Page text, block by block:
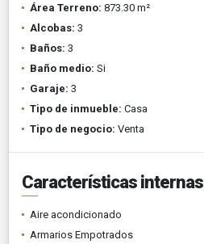
Área Terreno: 873.30 m²
Alcobas: 3
Baños: 3
Baño medio: Si
Garaje: 3
Tipo de inmueble: Casa
Tipo de negocio: Venta
Características internas
Aire acondicionado
Armarios Empotrados